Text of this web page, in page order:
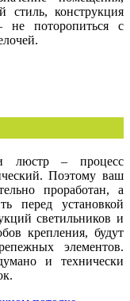
стиль, конструкция
не поторопиться с
люстр – процесс
Поэтому ваш
проработан, а
перед установкой
светильников и
крепления, будут
элементов.
и технически